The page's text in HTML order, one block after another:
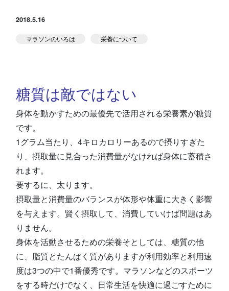
NEWS
アクセス 問い合せ よくある質問
体験予約する
2018.5.16
マラソンのいろは 栄養について
糖質は敵ではない
身体を動かすための最優先で活用される栄養素が糖質
です。
1グラム当たり、4キロカロリーあるので摂りすぎた
り、摂取量に見合った消費量がなければ身体に蓄積さ
れます。
要するに、太ります。
摂取量と消費量のバランスが体形や体重に大きく影響
を与えます。賢く摂取して、消費していけば問題はあ
りません。
身体を活動させるための栄養そとしては、糖質の他
に、脂質とたんぱく質がありますが利用効率と利用速
度は3つの中で1番優秀です。マラソンなどのスポーツ
をする時だけでなく、日常生活を快適に過ごすために